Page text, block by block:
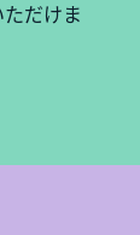
だけま